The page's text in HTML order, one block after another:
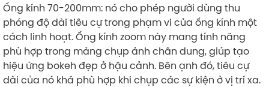
Ống kính 70-200mm: nó cho phép người dùng thu
phóng độ dài tiêu cự trong phạm vi của ống kính một
cách linh hoạt. Ống kính zoom này mang tính năng
phù hợp trong mảng chụp ảnh chân dung, giúp tạo
hiệu ứng bokeh đẹp ở hậu cảnh. Bên ạnh đó, tiêu cự
dài của nó khá phù hợp khi chụp các sự kiện ở vị trí xa.